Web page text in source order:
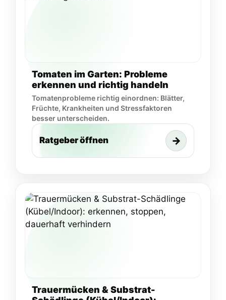
Tomaten im Garten: Probleme
erkennen und richtig handeln
Tomatenprobleme richtig einordnen: Blätter,
Früchte, Krankheiten und Stressfaktoren
besser unterscheiden.
Ratgeber öffnen →
Trauermücken & Substrat-